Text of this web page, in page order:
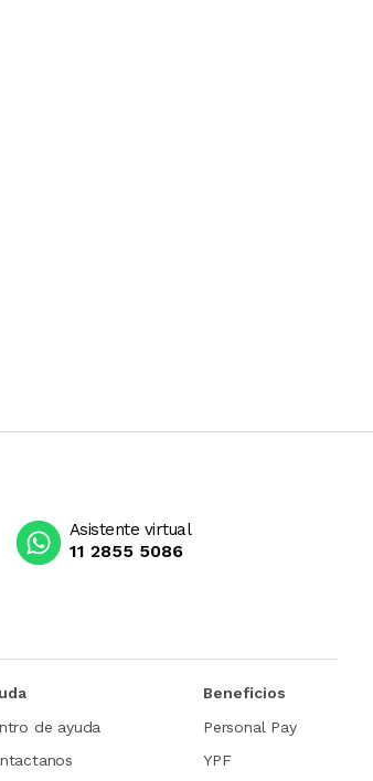
Asistente virtual
11 2855 5086
de ayuda
Beneficios
Personal Pay
YPF